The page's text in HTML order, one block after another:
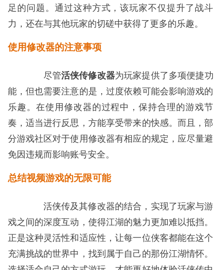
足的问题。通过这种方式，该玩家不仅提升了战斗
力，还在与其他玩家的切磋中获得了更多的乐趣。
使用修改器的注意事项
尽管活侠传修改器为玩家提供了多项便捷功
能，但也需要注意的是，过度依赖可能会影响游戏的
乐趣。在使用修改器的过程中，保持合理的游戏节
奏，适当进行反思，方能享受带来的快感。而且，部
分游戏社区对于使用修改器有相应的规定，应尽量避
免因违规而影响账号安全。
总结视频游戏的无限可能
活侠传及其修改器的结合，实现了玩家与游
戏之间的深度互动，使得江湖的魅力更加难以抵挡。
正是这种灵活性和适应性，让每一位侠客都能在这个
充满挑战的世界中，找到属于自己的那份江湖情怀。